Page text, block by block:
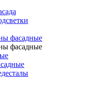
фасадные
фасадные